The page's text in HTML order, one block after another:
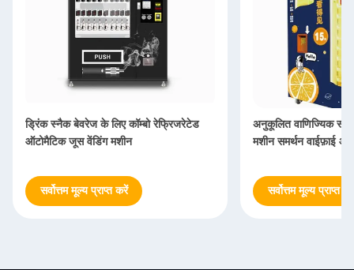
ड्रिंक स्नैक बेवरेज के लिए कॉम्बो रेफ्रिजरेटेड
ऑटोमैटिक जूस वेंडिंग मशीन
सर्वोत्तम मूल्य प्राप्त करें
अनुकूलित वाणिज्यिक
मशीन समर्थन वाईफ़ाई
सर्वोत्तम मूल्य प्राप्त